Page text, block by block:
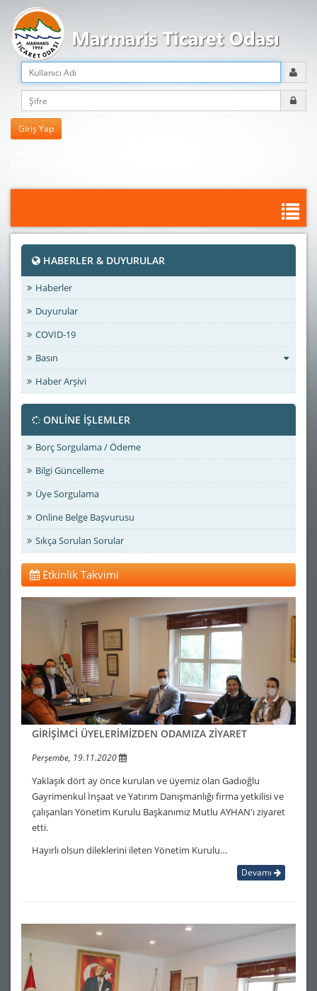
HABERLER & DUYURULAR
Haberler
Duyurular
COVID-19
Basın
Haber Arşivi
ONLİNE İŞLEMLER
Borç Sorgulama / Ödeme
Bilgi Güncelleme
Üye Sorgulama
Online Belge Başvurusu
Sıkça Sorulan Sorular
Etkinlik Takvimi
GİRİŞİMCİ ÜYELERİMİZDEN ODAMIZA ZİYARET
Perşembe, 19.11.2020
Yaklaşık dört ay önce kurulan ve üyemiz olan Gadıoğlu
Gayrimenkul İnşaat ve Yatırım Danışmanlığı firma yetkilisi ve
çalışanları Yönetim Kurulu Başkanımız Mutlu AYHAN'ı ziyaret
etti.
Hayırlı olsun dileklerini ileten Yönetim Kurulu…
Devamı